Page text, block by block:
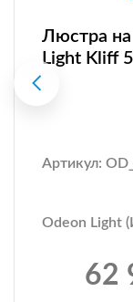
Люстра
Light Kliff
Артикул:
Odeon Light
62